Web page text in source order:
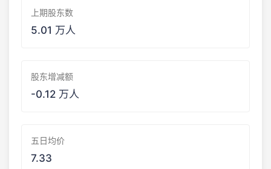
上期股东数
5.01 万人
股东增减额
-0.12 万人
五日均价
7.33